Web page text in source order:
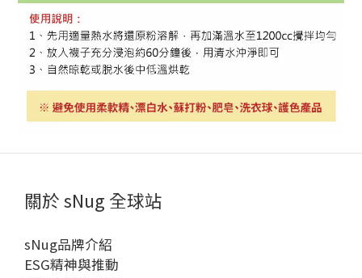
關於 sNug 全球站
sNug品牌介紹
ESG精神與推動